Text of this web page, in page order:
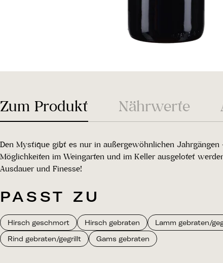
Zum Produkt Nährwerte
Den Mystique gibt es nur in außergewöhnlichen
Möglichkeiten im Weingarten und im Keller ausgelotet
Ausdauer und Finesse!
PASST ZU
Hirsch geschmort Hirsch gebraten Lamm gebraten/
Rind gebraten/gegrillt
Gams gebraten